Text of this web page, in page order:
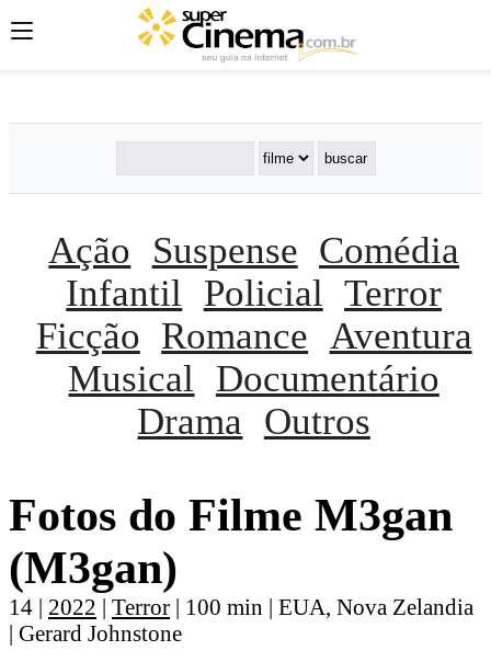
';';
Ação Suspense Comédia
Infantil
Policial Terror
Ficção Romance Aventura
Musical
Documentário
Drama
Outros
Fotos do Filme M3gan
(M3gan)
14 | 2022 | Terror | 100 min | EUA, Nova Zelandia
| Gerard Johnstone